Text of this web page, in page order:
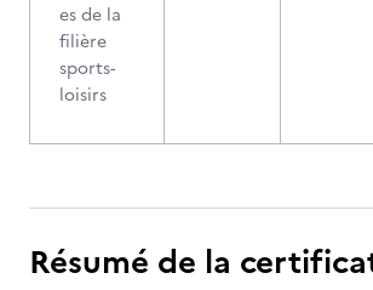
es de la
filière
sports-
loisirs
Résumé de la